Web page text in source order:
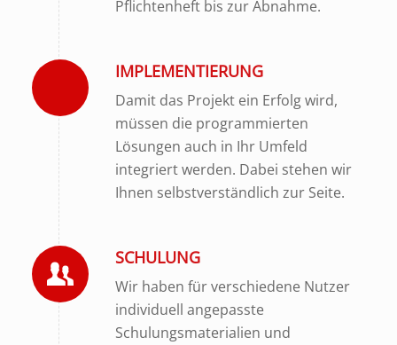
Pflichtenheft bis zur Abnahme.
IMPLEMENTIERUNG
Damit das Projekt ein Erfolg wird,
müssen die programmierten
Lösungen auch in Ihr Umfeld
integriert werden. Dabei stehen wir
Ihnen selbstverständlich zur Seite.
SCHULUNG
Wir haben für verschiedene Nutzer
individuell angepasste
Schulungsmaterialien und